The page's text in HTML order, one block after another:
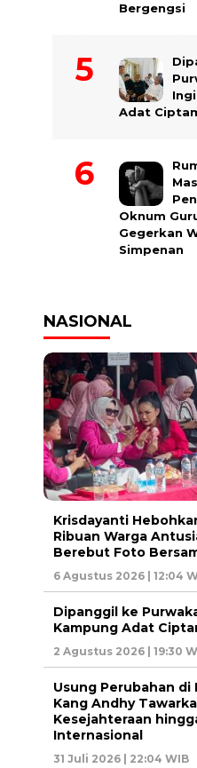
Bergengsi
Adat
Oknum
Gegerkan
Simpenan
NASIONAL
Krisdayanti
Ribuan Warga
Berebut Foto
6 Agustus 2026 | 12:04
Dipanggil ke
Kampung Adat
2 Agustus 2026 | 19:30
Usung Perubahan di
Kang Andhy
Kesejahteraan
Internasional
31 Juli 2026 | 22:04 WIB